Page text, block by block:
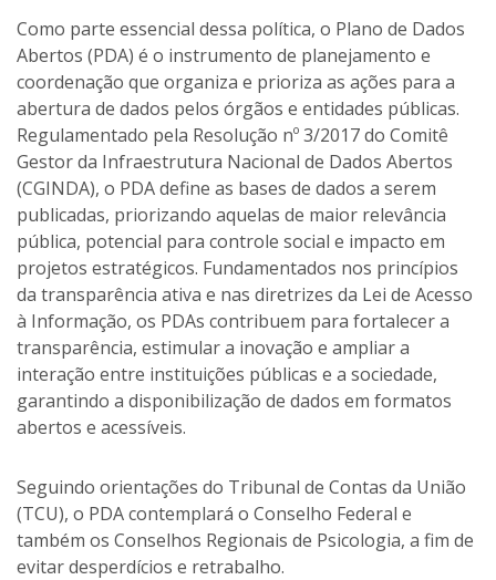
Como parte essencial dessa política, o Plano de Dados
Abertos (PDA) é o instrumento de planejamento e
coordenação que organiza e prioriza as ações para a
abertura de dados pelos órgãos e entidades públicas.
Regulamentado pela Resolução nº 3/2017 do Comitê
Gestor da Infraestrutura Nacional de Dados Abertos
(CGINDA), o PDA define as bases de dados a serem
publicadas, priorizando aquelas de maior relevância
pública, potencial para controle social e impacto em
projetos estratégicos. Fundamentados nos princípios
da transparência ativa e nas diretrizes da Lei de Acesso
à Informação, os PDAs contribuem para fortalecer a
transparência, estimular a inovação e ampliar a
interação entre instituições públicas e a sociedade,
garantindo a disponibilização de dados em formatos
abertos e acessíveis.
Seguindo orientações do Tribunal de Contas da União
(TCU), o PDA contemplará o Conselho Federal e
também os Conselhos Regionais de Psicologia, a fim de
evitar desperdícios e retrabalho.